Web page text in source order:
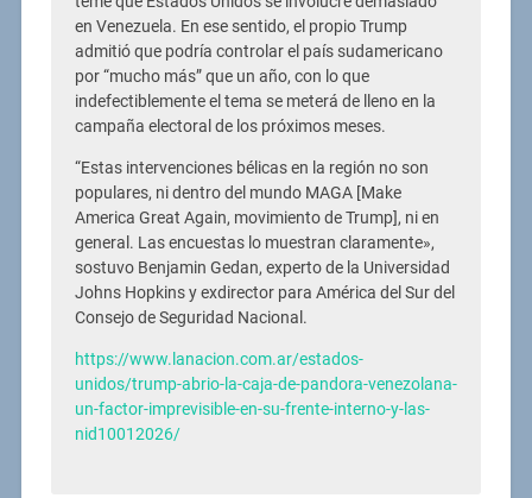
en Venezuela. En ese sentido, el propio Trump
admitió que podría controlar el país sudamericano
por “mucho más” que un año, con lo que
indefectiblemente el tema se meterá de lleno en la
campaña electoral de los próximos meses.
“Estas intervenciones bélicas en la región no son
populares, ni dentro del mundo MAGA [Make
America Great Again, movimiento de Trump], ni en
general. Las encuestas lo muestran claramente»,
sostuvo Benjamin Gedan, experto de la Universidad
Johns Hopkins y exdirector para América del Sur del
Consejo de Seguridad Nacional.
https://www.lanacion.com.ar/estados-
unidos/trump-abrio-la-caja-de-pandora-venezolana-
un-factor-imprevisible-en-su-frente-interno-y-las-
nid10012026/